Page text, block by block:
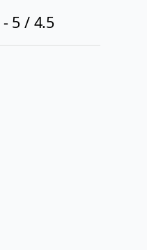
4.5
/ 5 -